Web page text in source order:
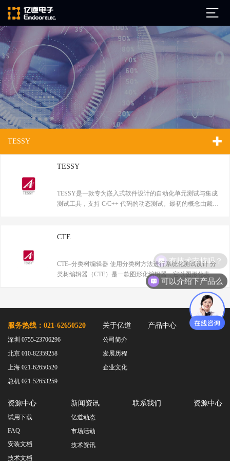
公司简介
发展历程
企业文化
ARM
Altium
Ansys
Minitab
EPLAN
Ashling
Source Insight
Lauterbach
JFrog
PLS
FAQ
安装文档
TESSY
TESSY
TESSY是一款专为嵌入式软件设计的自动化单元测试与集成
测试工具，支持 C/C++ 代码的动态测试。最初的概念由戴姆
球销售网络推向市场。
CTE
CTE–分类树编辑器 使用分类树方法进行系统化测试设计 分
类树编辑器（CTE）是一款图形化编辑器，它以图形化表示
法提供了一种系统且易于理解的创建测试用例的方式。它用
于将（功能）规范转化为一组对错误敏感且低冗余的测试用
服务热线：021-62650520
深圳 0755-23706296
北京 010-82359258
上海 021-62650520
总机 021-52653259
关于亿道
公司简介
发展历程
企业文化
产品中心 客户案例
资源中心
试用下载
FAQ
安装文档
技术文档
新闻资讯
亿道动态
市场活动
技术资讯
联系我们 资源中心
可以介绍下产品么
有技术支持吗？